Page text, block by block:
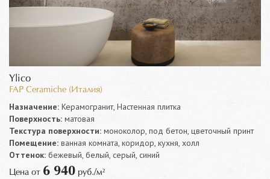
Ylico
FAP Ceramiche (Италия)
Назначение: Керамогранит, Настенная плитка
Поверхность: матовая
Текстура поверхности: моноколор, под бетон, цветочный принт
Помещение: ванная комната, коридор, кухня, холл
Оттенок: бежевый, белый, серый, синий
Цена от 6 940 руб./м²